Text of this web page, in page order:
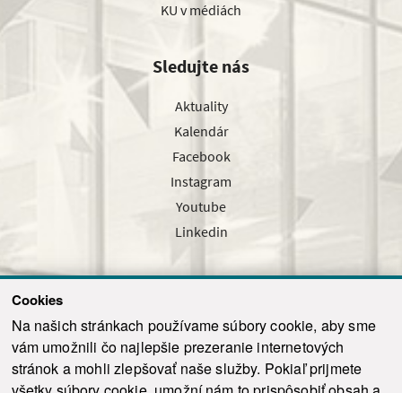
Cookies
Na našich stránkach používame súbory cookie, aby sme
vám umožnili čo najlepšie prezeranie internetových
stránok a mohli zlepšovať naše služby. Pokiaľ prijmete
KU v médiách
Sledujte nás
Aktuality
Kalendár
Facebook
Instagram
Youtube
Linkedin